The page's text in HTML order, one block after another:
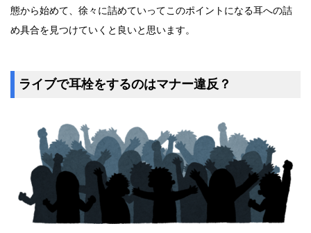
態から始めて、徐々に詰めていってこのポイントになる耳への詰
め具合を見つけていくと良いと思います。
ライブで耳栓をするのはマナー違反？